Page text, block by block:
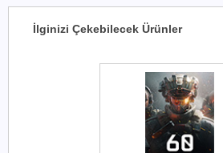
İlginizi Çekebilecek Ürünler